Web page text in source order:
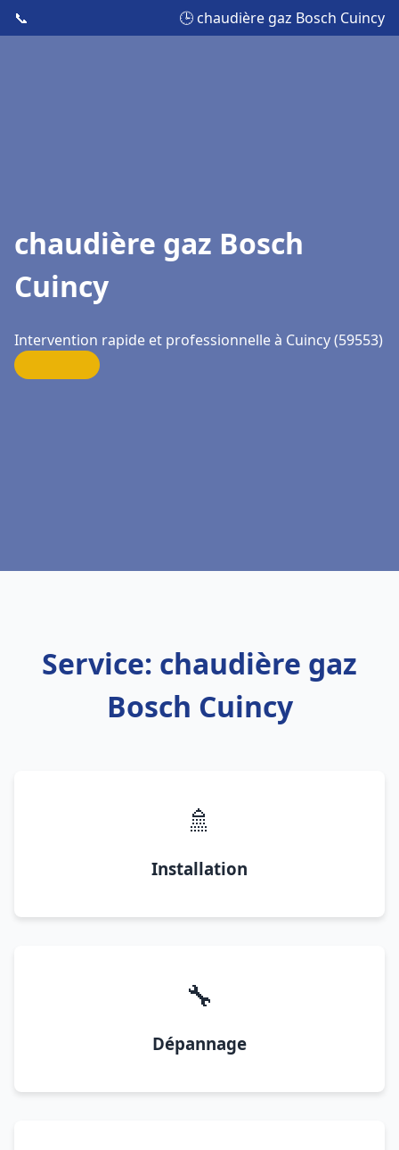
📞 🕒 chaudière gaz Bosch Cuincy
chaudière gaz Bosch
Cuincy
Intervention rapide et professionnelle à Cuincy (59553)
Service: chaudière gaz
Bosch Cuincy
🚿
Installation
🔧
Dépannage